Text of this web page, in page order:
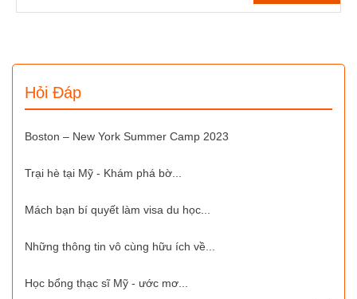
Hỏi Đáp
Boston – New York Summer Camp 2023
Trại hè tại Mỹ - Khám phá bờ...
Mách bạn bí quyết làm visa du học...
Những thông tin vô cùng hữu ích về...
Học bổng thạc sĩ Mỹ - ước mơ...